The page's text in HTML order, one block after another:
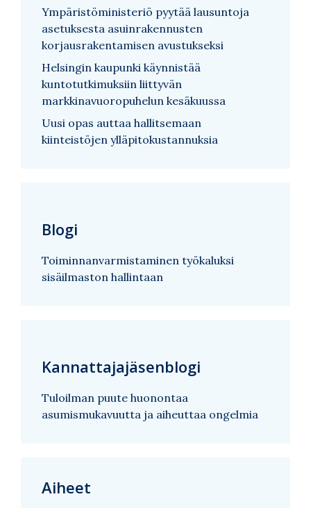
Ympäristöministeriö pyytää lausuntoja
asetuksesta asuinrakennusten
korjausrakentamisen avustukseksi
Helsingin kaupunki käynnistää
kuntotutkimuksiin liittyvän
markkinavuoropuhelun kesäkuussa
Uusi opas auttaa hallitsemaan
kiinteistöjen ylläpitokustannuksia
Blogi
Toiminnanvarmistaminen työkaluksi
sisäilmaston hallintaan
Kannattajajäsenblogi
Tuloilman puute huonontaa
asumismukavuutta ja aiheuttaa ongelmia
Aiheet